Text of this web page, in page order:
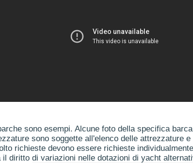
sono esempi. Alcune foto della specifica
sono soggette all'elenco delle attrezzature
richieste devono essere richieste
diritto di variazioni nelle dotazioni di yacht